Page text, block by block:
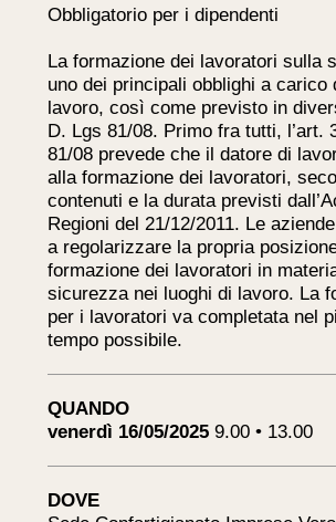
Obbligatorio per i dipendenti
La formazione dei lavoratori sulla
uno dei principali obblighi a carico
lavoro, così come previsto in
D. Lgs 81/08. Primo fra tutti, l’art.
81/08 prevede che il datore di
alla formazione dei lavoratori,
contenuti e la durata previsti
Regioni del 21/12/2011. Le
a regolarizzare la propria
formazione dei lavoratori in
sicurezza nei luoghi di lavoro. La
per i lavoratori va completata nel
tempo possibile.
QUANDO
venerdì 16/05/2025 9.00 • 13.00
DOVE